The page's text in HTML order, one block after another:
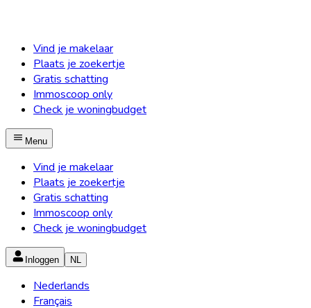
Vind je makelaar
Plaats je zoekertje
Gratis schatting
Immoscoop only
Check je woningbudget
Menu
Vind je makelaar
Plaats je zoekertje
Gratis schatting
Immoscoop only
Check je woningbudget
Inloggen NL
Nederlands
Français